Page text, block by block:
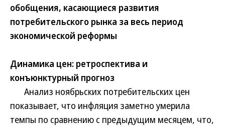
обобщения, касающиеся развития
потребительского рынка за весь период
экономической реформы
Динамика цен: ретроспектива и
конъюнктурный прогноз
Анализ ноябрьских потребительских цен
показывает, что инфляция заметно умерила
темпы по сравнению с предыдущим месяцем, что,